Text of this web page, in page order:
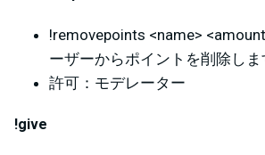
!removepoints <name>
ーザーからポイントを削除しま
許可：モデレーター
!give